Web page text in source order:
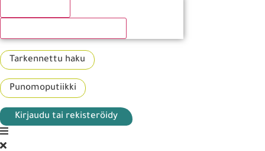
Tarkennettu haku
Punomoputiikki
Kirjaudu tai rekisteröidy